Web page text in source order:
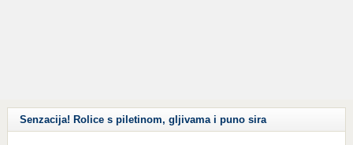
Senzacija! Rolice s piletinom, gljivama i puno sira